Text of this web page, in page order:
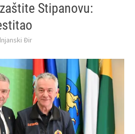
Stipanovu:
Đir